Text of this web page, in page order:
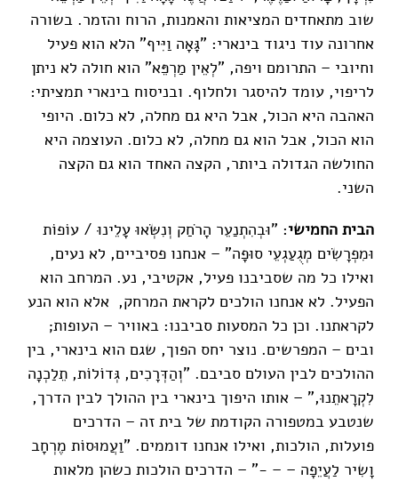
שוב מתאחדים המציאות והאמנות, הרוח והזמר. בשורה
אחרונה עוד ניגוד בינארי: "גָּאָה וַיִּיף" הלא הוא פעיל
וחיובי – התרומם ויפה, "לְאֵין מַרְפֵּא" הוא חולה לא ניתן
לריפוי, עומד להיסגר ולחלוף. ובניסוח בינארי תמציתי:
האהבה היא הכול, אבל היא גם מחלה, לא כלום. היופי
הוא הכול, אבל הוא גם מחלה, לא כלום. העוצמה היא
החולשה הגדולה ביותר, הקצה האחד הוא גם הקצה
השני.
הבית החמישי: "וּבְהִתְנַעֵר הָרֹחַק וְנִשְּׂאוּ עָלֵינוּ / עוֹפוֹת
וּמִפְרָשִׂים מְגֻעַגְעֵי סוּפָה" – אנחנו פסיביים, לא נעים,
ואילו כל מה שסביבנו פעיל, אקטיבי, נע. המרחב הוא
הפעיל. לא אנחנו הולכים לקראת המרחק, אלא הוא הנע
לקראתנו. וכן כל המסעות סביבנו: באוויר – העופות;
ובים – המפרשים. נוצר יחס הפוך, שגם הוא בינארי, בין
ההולכים לבין העולם סביבם. "וְהַדְּרָכִים, גְּדוֹלוֹת, תֵלַכְנָה
לִקְרָאתֵנוּ," – אותו היפוך בינארי בין ההולך לבין הדרך,
שנטבע במטפורה הקודמת של בית זה – הדרכים
פועלות, הולכות, ואילו אנחנו דוממים. "וַעֲמוּסוֹת מֶרְחָב
וָשִיר לַעֲיֵפָה – – -" – הדרכים הולכות כשהן מלאות